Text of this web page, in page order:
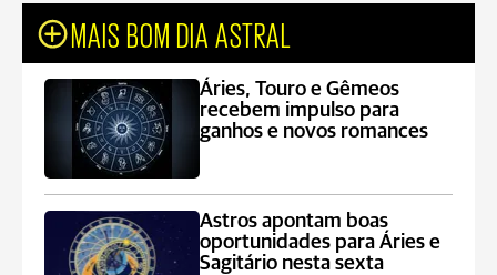
MAIS BOM DIA ASTRAL
Áries, Touro e Gêmeos
recebem impulso para
ganhos e novos romances
Astros apontam boas
oportunidades para Áries e
Sagitário nesta sexta